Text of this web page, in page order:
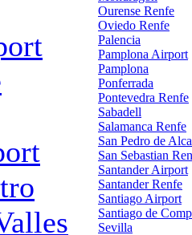
Ourense Renfe
Oviedo Renfe
Palencia
Pamplona Airport
Pamplona
Ponferrada
Pontevedra Renfe
Sabadell
Salamanca Renfe
San Pedro de
San Sebastian
Santander Airport
Santander Renfe
Santiago Airport
Santiago de
Sevilla